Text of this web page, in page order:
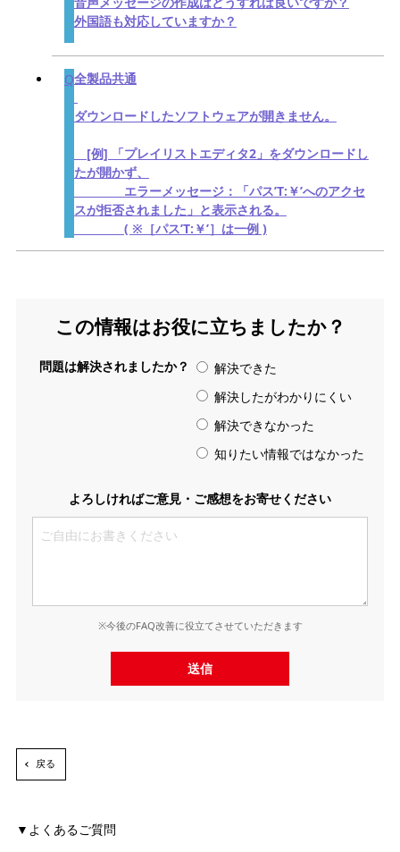
外国語も対応していますか？
全製品共通
ダウンロードしたソフトウェアが開きません。
[例] 「プレイリストエディタ2」をダウンロードし
たが開かず、
エラーメッセージ：「パス’T:￥’へのアクセ
スが拒否されました」と表示される。
( ※［パス’T:￥’］は一例 )
この情報はお役に立ちましたか？
問題は解決されましたか？
解決できた
解決したがわかりにくい
解決できなかった
知りたい情報ではなかった
よろしければご意見・ご感想をお寄せください
※今後のFAQ改善に役立てさせていただきます
送信
戻る
よくあるご質問